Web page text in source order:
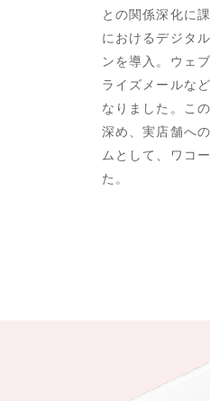
との関係深化に
におけるデジタ
ンを導入。ウェ
ライズメールな
なりました。こ
深め、実店舗へ
ムとして、ワコ
た。